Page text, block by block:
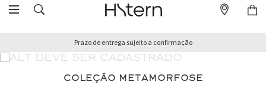
Prazo de entrega sujeito a confirmação
COLEÇÃO METAMORFOSE